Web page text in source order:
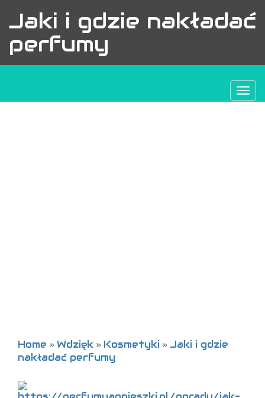
Jaki i gdzie nakładać
perfumy
Home » Wdzięk » Kosmetyki » Jaki i gdzie
nakładać perfumy